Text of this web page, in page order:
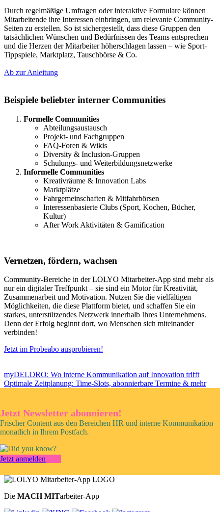
Durch regelmäßige Umfragen oder interaktive Formulare können
Mitarbeitende ihre Interessen einbringen, um relevante Community-
Seiten zu erstellen. So ist sichergestellt, dass diese Gruppen den
tatsächlichen Wünschen und Bedürfnissen des Teams entsprechen
und die Herzen der Mitarbeiter höherschlagen lassen – wie Sport-
Tippspiele, Marktplatz, Tauschbörse & Co.
Ab zur Anleitung
Beispiele beliebter interner Communities
Formelle Communities
Abteilungsaustausch
Projekt- und Fachgruppen
FAQ-Foren & Wikis
Diversity & Inclusion-Gruppen
Schulungs- und Weiterbildungsnetzwerke
Informelle Communities
Kreativräume & Innovation Labs
Marktplätze
Fahrgemeinschaften & Mitfahrbörsen
Interessenbasierte Clubs (Sport, Kochen, Bücher,
Kultur)
After Work Aktivitäten & Gamification
Vernetzen, fördern, wachsen
Community-Bereiche in der LOLYO Mitarbeiter-App sind mehr als
nur ein digitaler Treffpunkt – sie sind ein Motor für Kreativität,
Zusammenarbeit und Motivation. Nutzen Sie die vielfältigen
Möglichkeiten, die diese Plattform bietet, und schaffen Sie ein
starkes, unterstützendes Netzwerk innerhalb Ihres Unternehmens.
Denn der Erfolg beginnt dort, wo Menschen sich miteinander
verbinden!
Jetzt im Probeabo ausprobieren!
myDELORO: Wo interne Kommunikation auf Innovation trifft
Optimale Zeitplanung: Time-Slots, abonnierbare Termine & mehr
Jetzt Newsletter abonnieren!
Frischer Content aus den Bereichen HR und interne Kommunikation –
monatlich in Ihrem Postfach.
Jetzt anmelden
Die MACH MITarbeiter-App